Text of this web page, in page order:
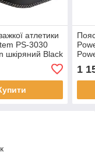
атлетики
PS-3030
шкіряний Black
1